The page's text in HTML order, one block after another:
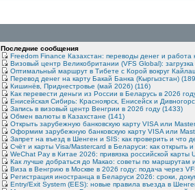
Последние сообщения
Freedom Finance Казахстан: переводы денег и работа
Визовый центр Великобритании (VFS Global):
Оптимальный маршрут в Тибете с Корой вокруг
Перевод денег на карту Бакай Банка (Кыргызстан)
Кишинёв, Приднестровье (май 2026) (116)
Как перевести деньги из России в Беларусь в 2026
Енисейская Сибирь: Красноярск, Енисейск и
Запись в визовый центр Венгрии в 2026 году (1433)
Обмен валюты в Казахстане (141)
Открыть зарубежную банковскую карту VISA или
Оформим зарубежную банковскую карту VISA или
Запрет на въезд в Шенген и SIS: как проверить и что
Счёт и карты Visa/Mastercard в Беларуси: как открыть
WeChat Pay в Китае 2026: привязка российской карты
Как лучше добраться до Макао: советы по маршрутам
Виза в Венгрию в Москве в 2026 году: подача через
Регистрация иностранца в Беларуси 2026: сроки,
Entry/Exit System (EES): новые правила въезда в